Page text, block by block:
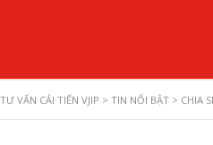
VẤN CẢI TIẾN VJIP > TIN NỔI BẬT > CHIA